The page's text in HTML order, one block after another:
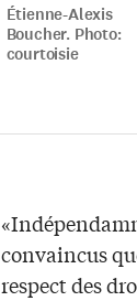
Étienne-Alexis
Boucher. Photo:
courtoisie
convaincus
respect des